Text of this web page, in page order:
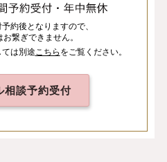
約後となりますので、
繋ぎできません。
は別途 こちらをご覧ください。
談予約受付